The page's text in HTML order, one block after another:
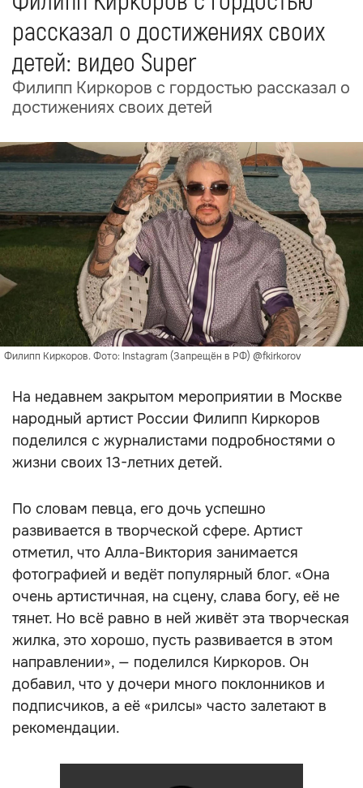
рассказал о достижениях своих
детей: видео Super
Филипп Киркоров с гордостью рассказал о
достижениях своих детей
Филипп Киркоров. Фото: Instagram (Запрещён в РФ) @fkirkorov
На недавнем закрытом мероприятии в Москве
народный артист России Филипп Киркоров
поделился с журналистами подробностями о
жизни своих 13-летних детей.
По словам певца, его дочь успешно
развивается в творческой сфере. Артист
отметил, что Алла-Виктория занимается
фотографией и ведёт популярный блог. «Она
очень артистичная, на сцену, слава богу, её не
тянет. Но всё равно в ней живёт эта творческая
жилка, это хорошо, пусть развивается в этом
направлении», — поделился Киркоров. Он
добавил, что у дочери много поклонников и
подписчиков, а её «рилсы» часто залетают в
рекомендации.